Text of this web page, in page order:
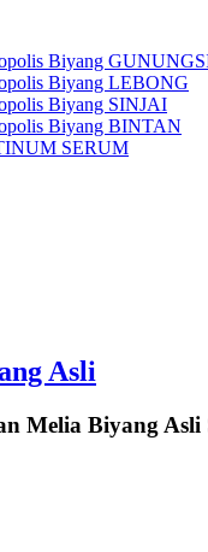
Biyang
Biyang LEBONG
Biyang SINJAI
Biyang BINTAN
SERUM
Asli
Melia Biyang